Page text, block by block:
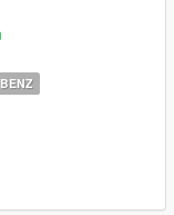
"dlc.rpf" file